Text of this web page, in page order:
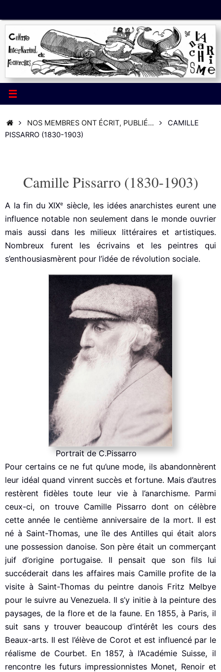
au
contenu
ACCUEIL
NOS MEMBRES ONT ÉCRIT, PUBLIÉ...
CAMILLE
PISSARRO (1830-1903)
Camille Pissarro (1830-1903)
A la fin du XIXe
siècle, les idées anarchistes eurent une
influence notable non seulement dans le monde ouvrier
mais aussi dans les milieux littéraires et artistiques.
Nombreux furent les écrivains et les peintres qui
s’enthousiasmèrent pour l’idée de révolution sociale.
Portrait de C.Pissarro
Pour certains ce ne fut qu’une mode, ils abandonnèrent
leur idéal quand vinrent succès et fortune. Mais d’autres
restèrent fidèles toute leur vie à l’anarchisme. Parmi
ceux-ci, on trouve Camille Pissarro dont on célèbre
cette année le centième anniversaire de la mort. Il est
né à Saint-Thomas, une île des Antilles qui était alors
une possession danoise. Son père était un commerçant
juif d’origine portugaise. Il pensait que son fils lui
succéderait dans les affaires mais Camille profite de la
visite à Saint-Thomas du peintre danois Fritz Melbye
pour le suivre au Venezuela. Il s’y initie à la peinture des
paysages, de la flore et de la faune. En 1855, à Paris, il
suit sans y trouver beaucoup d’intérêt les cours des
Beaux-arts. Il est l’élève de Corot et est influencé par le
réalisme de Courbet. En 1857, à l’Académie Suisse, il
rencontre les futurs impressionnistes Monet, Renoir et